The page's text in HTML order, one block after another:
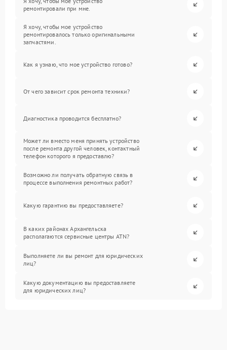
ремонтировали при мне.
Я хочу, чтобы мое устройство
ремонтировалось только оригинальными
запчастями.
Как я узнаю, что мое устройство готово?
От чего зависит срок ремонта техники?
Диагностика проводится бесплатно?
Может ли вместо меня принять устройство
после ремонта другой человек, контактный
телефон которого я предоставлю?
Возможно ли получать обратную связь в
процессе выполнения ремонтных работ?
Какую гарантию вы предоставляете?
В каких районах Архангельска
располагаются сервисные центры ATN?
Выполняете ли вы ремонт для юридических
лиц?
Какую документацию вы предоставляете
для юридических лиц?